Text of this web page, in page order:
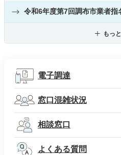
令和6年度第7回調布市業者指
もっ
電子調達
窓口混雑状況
相談窓口
よくある質問